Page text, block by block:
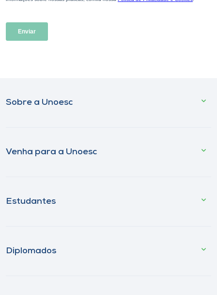
Sobre a Unoesc
Venha para a Unoesc
Estudantes
Diplomados